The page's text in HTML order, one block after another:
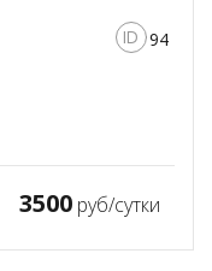
94
3500 руб/сутки